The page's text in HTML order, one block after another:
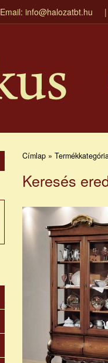
Email: info@halozatbt.hu
Címlap »
Keresés